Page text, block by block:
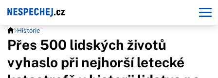
Historie
Přes 500 lidských životů
vyhaslo při nejhorší letecké